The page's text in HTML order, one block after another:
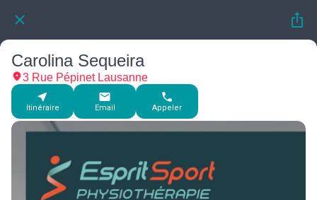
Carolina Sequeira
3 Rue Pépinet Lausanne
Itinéraire Email Appeler